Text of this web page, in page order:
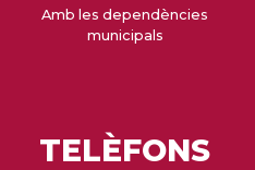
Amb les dependències
municipals
TELÈFONS